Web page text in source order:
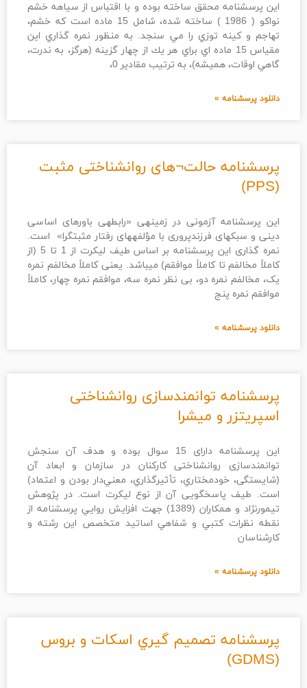
اين پرسشنامه محقق ساخته بوده و با اقتباس از سیاهه خشم
نواكو ( 1986 ) ساخته شده، شامل 15 ماده است كه خشم،
تهاجم و كينه توزي را مي سنجد. به منظور نمره گذاري اين
مقياس 15 ماده اي براي هر يك از چهار گزينه (هرگز، به ندرت،
گاهي اوقات، هميشه)، به ترتيب مقادير 0،
دانلود پرسشنامه »
پرسشنامه حالت¬های روانشناختی مثبت
(PPS)
این پرسشنامه آزمونی در زمینه­ی «رابطه­ی باورهای اساسی
دینی و سبک­های فرزندپروری با مؤلفه­های رفتار مثبت­گرا» است.
نمره گذاری این پرسشنامه بر اساس طیف لیکرت از 1 تا 5 (از
کاملاً مخالفم تا کاملاً موافقم) می­باشد. یعنی کاملاً مخالفم نمره
یک، مخالفم نمره دو، بی نظر نمره سه، موافقم نمره چهار، کاملاً
موافقم نمره پنج
دانلود پرسشنامه »
پرسشنامه توانمندسازی روانشناختی
اسپریتزر و میشرا
این پرسشنامه دارای 15 سوال بوده و هدف آن سنجش
توانمندسازی روانشناختی کارکنان در سازمان و ابعاد آن
(شایستگی، ﺧﻮدﻣﺨﺘﺎري، ﺗﺄﺛﻴﺮﮔﺬاري، ﻣﻌﻨﻲدار ﺑﻮدن و اﻋﺘﻤﺎد)
است. طیف پاسخگویی آن از نوع لیکرت است. در پژوهش
تیمورنژاد و همکاران (1389) ﺟﻬﺖ اﻓﺰاﻳﺶ رواﻳﻲ ﭘﺮﺳﺸﻨﺎﻣﻪ از
ﻧﻘﻄﻪ ﻧﻈﺮات ﻛﺘﺒﻲ و ﺷﻔﺎﻫﻲ اﺳﺎﺗﻴﺪ ﻣﺘﺨﺼﺺ اﻳﻦ رﺷﺘﻪ و
ﻛﺎرﺷﻨﺎﺳﺎن
دانلود پرسشنامه »
پرسشنامه تصميم گيري اسكات و بروس
(GDMS)